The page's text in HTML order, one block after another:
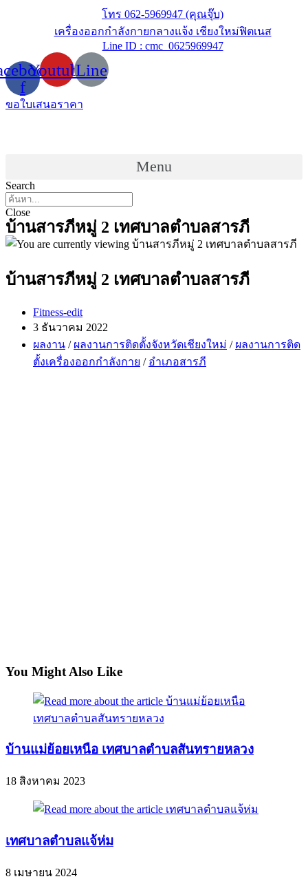
โทร 062-5969947 (คุณจุ๊บ)
เครื่องออกกำลังกายกลางแจ้ง เชียงใหม่ฟิตเนส
Line ID : cmc_0625969947
f
YoutubeLine
ขอใบเสนอราคา
Menu
Search
Close
บ้านสารภีหมู่ 2 เทศบาลตำบลสารภี
บ้านสารภีหมู่ 2 เทศบาลตำบลสารภี
Post
author:
Fitness-edit
Post
3 ธันวาคม 2022
Post
category:
ผลงาน / ผลงานการติดตั้งจังหวัดเชียงใหม่ / ผลงานการติด
ตั้งเครื่องออกกำลังกาย / อำเภอสารภี
You Might Also Like
บ้านแม่ย้อยเหนือ เทศบาลตำบลสันทรายหลวง
18 สิงหาคม 2023
เทศบาลตำบลแจ้ห่ม
8 เมษายน 2024